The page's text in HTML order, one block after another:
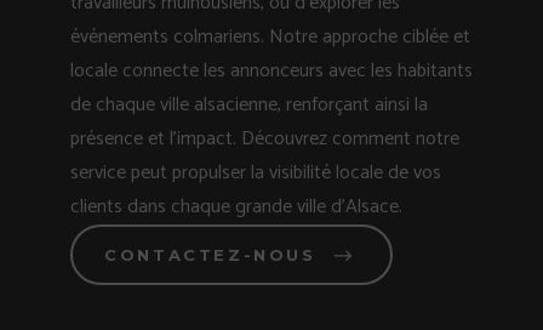
événements colmariens. Notre approche ciblée et
locale connecte les annonceurs avec les habitants
de chaque ville alsacienne, renforçant ainsi la
présence et l’impact. Découvrez comment notre
service peut propulser la visibilité locale de vos
clients dans chaque grande ville d’Alsace.
CONTACTEZ-NOUS